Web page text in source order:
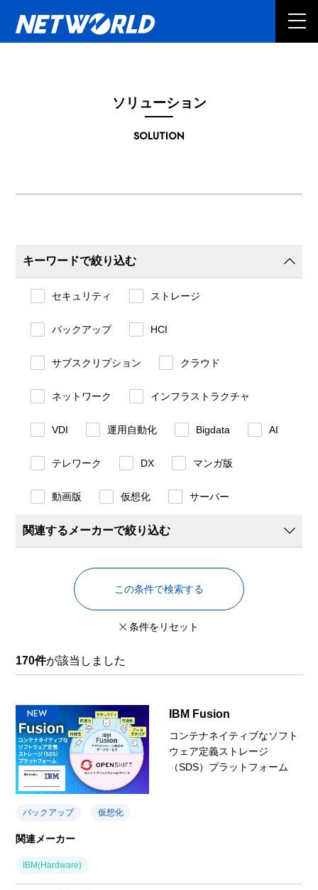
SOLUTION
ソリューション
キーワードで絞り込む
セキュリティ ストレージ
バックアップ HCI
サブスクリプション クラウド
ネットワーク インフラストラクチャ
VDI 運用自動化 Bigdata AI
テレワーク DX マンガ版
動画版 仮想化 サーバー
関連するメーカーで絞り込む
この条件で検索する
条件をリセット
170件が該当しました
NEW IBM Fusion
コンテナネイティブなソフト
ウェア定義ストレージ
（SDS）プラットフォーム
バックアップ 仮想化
関連メーカー
IBM(Hardware)